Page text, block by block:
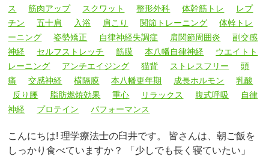
ス
筋肉アップ スクワット 整形外科 体幹筋トレ
レプ
チン
五十肩 入浴 肩こり 関節トレーニング
体幹トレ
ーニング
姿勢矯正 自律神経失調症 肩関節周囲炎
副交感
神経
セルフストレッチ 筋膜 本八幡自律神経
ウエイトト
レーニング
アンチエイジング 猫背 ストレスフリー
頭
痛
交感神経 横隔膜 本八幡更年期 成長ホルモン
乳酸
反り腰
脂肪燃焼効果 重心 リラックス 腹式呼吸
自律
神経
プロテイン パフォーマンス
こんにちは! 理学療法士の臼井です。 皆さんは、朝ご飯を
しっかり食べていますか？ 「少しでも長く寝ていたい」